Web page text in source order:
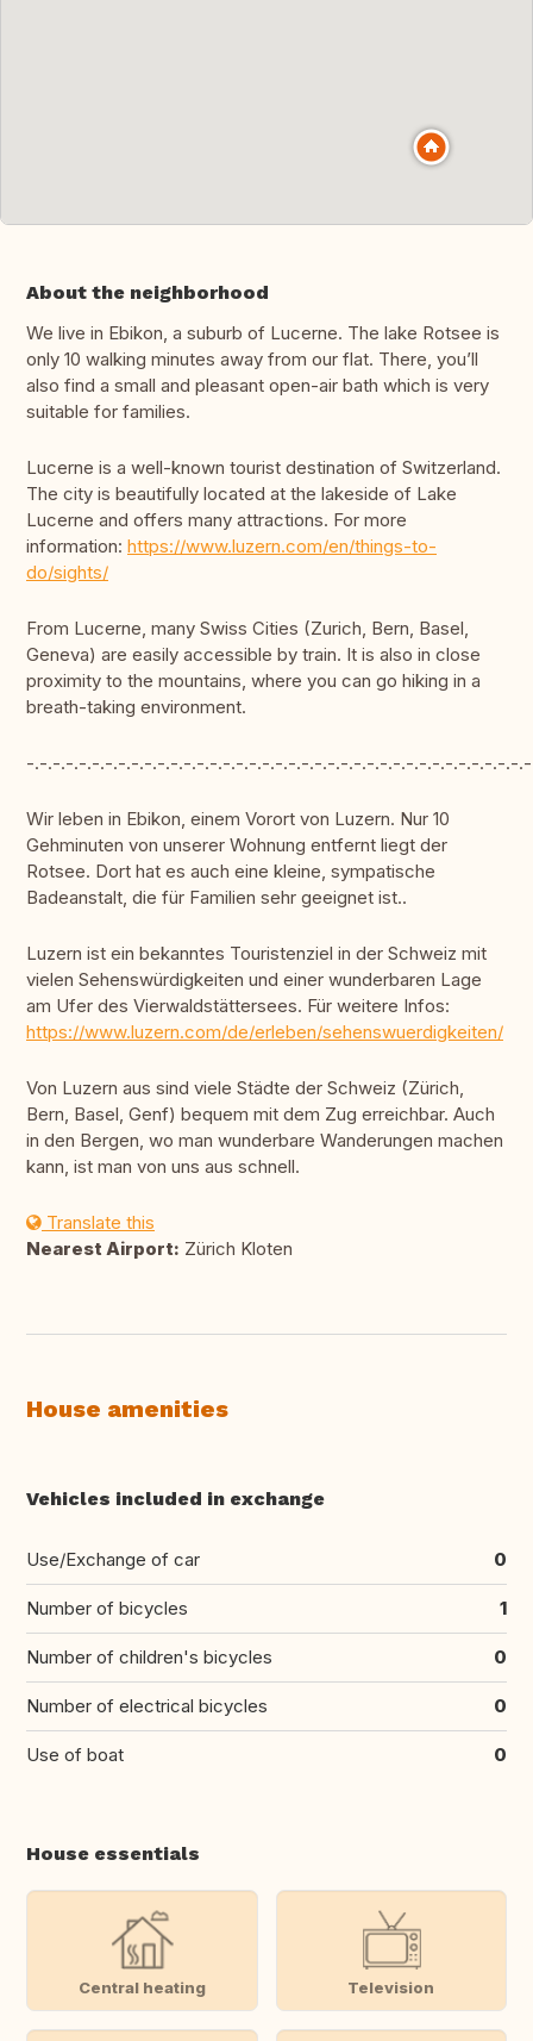
About the neighborhood
We live in Ebikon, a suburb of Lucerne. The lake Rotsee is
only 10 walking minutes away from our flat. There, you’ll
also find a small and pleasant open-air bath which is very
suitable for families.
Lucerne is a well-known tourist destination of Switzerland.
The city is beautifully located at the lakeside of Lake
Lucerne and offers many attractions. For more
information: https://www.luzern.com/en/things-to-
do/sights/
From Lucerne, many Swiss Cities (Zurich, Bern, Basel,
Geneva) are easily accessible by train. It is also in close
proximity to the mountains, where you can go hiking in a
breath-taking environment.
-.-.-.-.-.-.-.-.-.-.-.-.-.-.-.-.-.-.-.-.-.-.-.-.-.-.-.-.-.-.-.-.-.-.-.-.-
Wir leben in Ebikon, einem Vorort von Luzern. Nur 10
Gehminuten von unserer Wohnung entfernt liegt der
Rotsee. Dort hat es auch eine kleine, sympatische
Badeanstalt, die für Familien sehr geeignet ist..
Luzern ist ein bekanntes Touristenziel in der Schweiz mit
vielen Sehenswürdigkeiten und einer wunderbaren Lage
am Ufer des Vierwaldstättersees. Für weitere Infos:
https://www.luzern.com/de/erleben/sehenswuerdigkeiten/
Von Luzern aus sind viele Städte der Schweiz (Zürich,
Bern, Basel, Genf) bequem mit dem Zug erreichbar. Auch
in den Bergen, wo man wunderbare Wanderungen machen
kann, ist man von uns aus schnell.
Translate this
Nearest Airport: Zürich Kloten
House amenities
Vehicles included in exchange
Use/Exchange of car 0
Number of bicycles 1
Number of children's bicycles 0
Number of electrical bicycles 0
Use of boat 0
House essentials
Central heating Television